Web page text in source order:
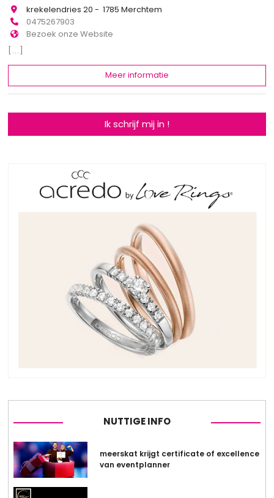
krekelendries 20 - 1785 Merchtem
0475267903
Bezoek onze Website
[...]
Meer informatie
Ik schrijf mij in !
NUTTIGE INFO
meerskat krijgt certificate of excellence
van eventplanner